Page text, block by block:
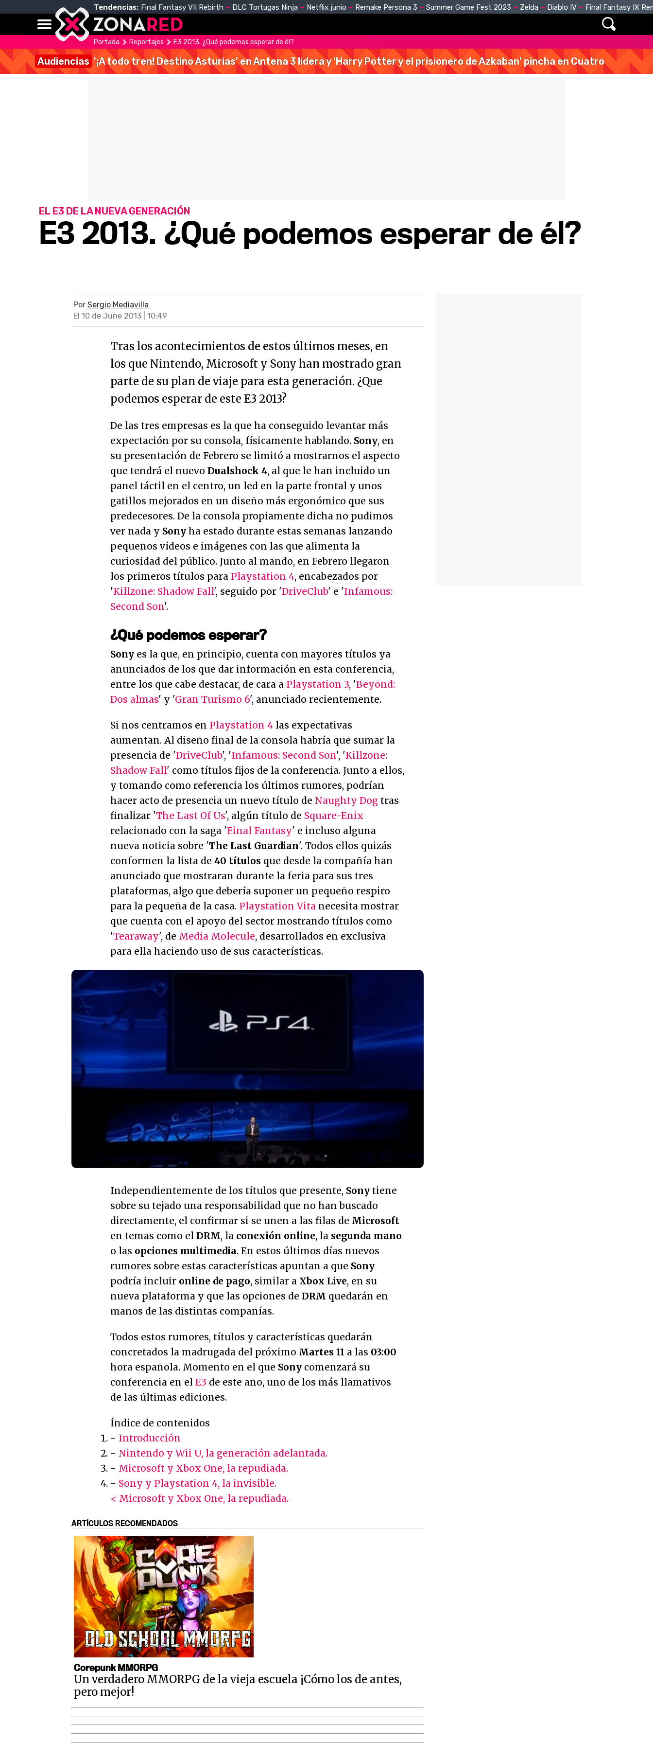
Tendencias: Final Fantasy VII Rebirth DLC Tortugas Ninja Netflix junio Remake Persona 3 Summer Game Fest 2023 Zelda Diablo IV Final Fantasy IX
Portada Reportajes E3 2013. ¿Qué podemos esperar de él?
Audiencias '¡A todo tren! Destino Asturias' en Antena 3 lidera y 'Harry Potter y el prisionero de Azkaban' pincha en Cuatro
E3 2013. ¿Qué podemos esperar de él?
EL E3 DE LA NUEVA GENERACIÓN
Por Sergio Mediavilla
El 10 de June 2013 | 10:49
Tras los acontecimientos de estos últimos meses, en
los que Nintendo, Microsoft y Sony han mostrado gran
parte de su plan de viaje para esta generación. ¿Que
podemos esperar de este E3 2013?
De las tres empresas es la que ha conseguido levantar más
expectación por su consola, físicamente hablando. Sony, en
su presentación de Febrero se limitó a mostrarnos el aspecto
que tendrá el nuevo Dualshock 4, al que le han incluido un
panel táctil en el centro, un led en la parte frontal y unos
gatillos mejorados en un diseño más ergonómico que sus
predecesores. De la consola propiamente dicha no pudimos
ver nada y Sony ha estado durante estas semanas lanzando
pequeños vídeos e imágenes con las que alimenta la
curiosidad del público. Junto al mando, en Febrero llegaron
los primeros títulos para Playstation 4, encabezados por
'Killzone: Shadow Fall', seguido por 'DriveClub' e 'Infamous:
Second Son'.
¿Qué podemos esperar?
Sony es la que, en principio, cuenta con mayores títulos ya
anunciados de los que dar información en esta conferencia,
entre los que cabe destacar, de cara a Playstation 3, 'Beyond:
Dos almas' y 'Gran Turismo 6', anunciado recientemente.
Si nos centramos en Playstation 4 las expectativas
aumentan. Al diseño final de la consola habría que sumar la
presencia de 'DriveClub', 'Infamous: Second Son', 'Killzone:
Shadow Fall' como títulos fijos de la conferencia. Junto a ellos,
y tomando como referencia los últimos rumores, podrían
hacer acto de presencia un nuevo título de Naughty Dog tras
finalizar 'The Last Of Us', algún título de Square-Enix
relacionado con la saga 'Final Fantasy' e incluso alguna
nueva noticia sobre 'The Last Guardian'. Todos ellos quizás
conformen la lista de 40 títulos que desde la compañía han
anunciado que mostraran durante la feria para sus tres
plataformas, algo que debería suponer un pequeño respiro
para la pequeña de la casa. Playstation Vita necesita mostrar
que cuenta con el apoyo del sector mostrando títulos como
'Tearaway', de Media Molecule, desarrollados en exclusiva
para ella haciendo uso de sus características.
Independientemente de los títulos que presente, Sony tiene
sobre su tejado una responsabilidad que no han buscado
directamente, el confirmar si se unen a las filas de Microsoft
en temas como el DRM, la conexión online, la segunda mano
o las opciones multimedia. En estos últimos días nuevos
rumores sobre estas características apuntan a que Sony
podría incluir online de pago, similar a Xbox Live, en su
nueva plataforma y que las opciones de DRM quedarán en
manos de las distintas compañías.
Todos estos rumores, títulos y características quedarán
concretados la madrugada del próximo Martes 11 a las 03:00
hora española. Momento en el que Sony comenzará su
conferencia en el E3 de este año, uno de los más llamativos
de las últimas ediciones.
Índice de contenidos
- Introducción
- Nintendo y Wii U, la generación adelantada.
- Microsoft y Xbox One, la repudiada.
- Sony y Playstation 4, la invisible.
< Microsoft y Xbox One, la repudiada.
ARTÍCULOS RECOMENDADOS
Corepunk MMORPG
Un verdadero MMORPG de la vieja escuela ¡Cómo los de antes,
pero mejor!